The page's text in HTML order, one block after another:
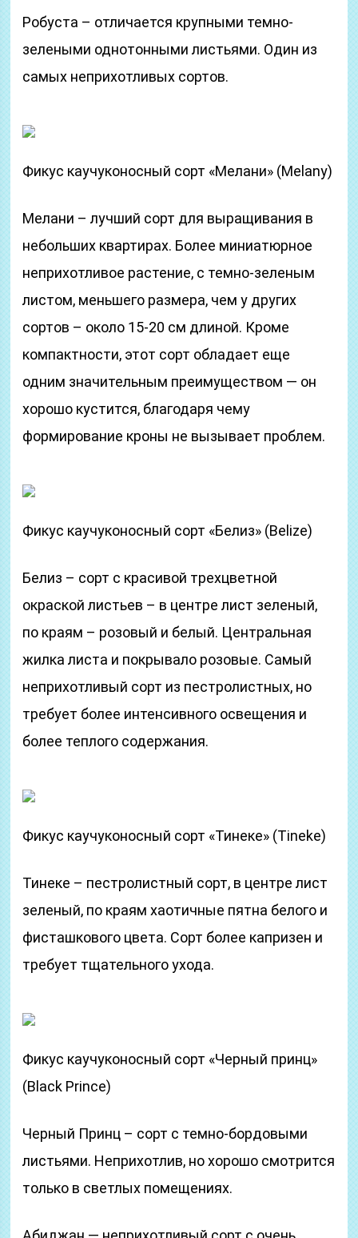
Робуста – отличается крупными темно-
зелеными однотонными листьями. Один из
самых неприхотливых сортов.
Фикус каучуконосный сорт «Мелани» (Melany)
Мелани – лучший сорт для выращивания в
небольших квартирах. Более миниатюрное
неприхотливое растение, с темно-зеленым
листом, меньшего размера, чем у других
сортов – около 15-20 см длиной. Кроме
компактности, этот сорт обладает еще
одним значительным преимуществом — он
хорошо кустится, благодаря чему
формирование кроны не вызывает проблем.
Фикус каучуконосный сорт «Белиз» (Belize)
Белиз – сорт с красивой трехцветной
окраской листьев – в центре лист зеленый,
по краям – розовый и белый. Центральная
жилка листа и покрывало розовые. Самый
неприхотливый сорт из пестролистных, но
требует более интенсивного освещения и
более теплого содержания.
Фикус каучуконосный сорт «Тинеке» (Tineke)
Тинеке – пестролистный сорт, в центре лист
зеленый, по краям хаотичные пятна белого и
фисташкового цвета. Сорт более капризен и
требует тщательного ухода.
Фикус каучуконосный сорт «Черный принц»
(Black Prince)
Черный Принц – сорт с темно-бордовыми
листьями. Неприхотлив, но хорошо смотрится
только в светлых помещениях.